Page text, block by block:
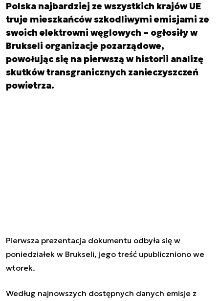
Polska najbardziej ze wszystkich krajów UE
truje mieszkańców szkodliwymi emisjami ze
swoich elektrowni węglowych – ogłosiły w
Brukseli organizacje pozarządowe,
powołując się na pierwszą w historii analizę
skutków transgranicznych zanieczyszczeń
powietrza.
Pierwsza prezentacja dokumentu odbyła się w
poniedziałek w Brukseli, jego treść upubliczniono we
wtorek.
Według najnowszych dostępnych danych emisje z